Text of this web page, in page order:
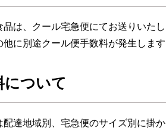
品は、クール宅急便にてお送りいたし
他に別途クール便手数料が発生します
について
配達地域別、宅急便のサイズ別に掛